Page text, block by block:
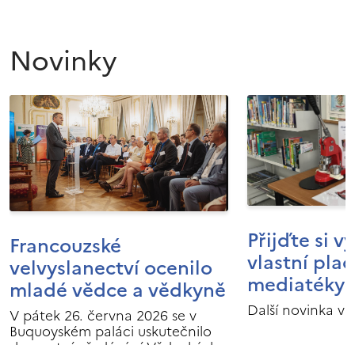
Novinky
Francouzské
velvyslanectví ocenilo
mladé vědce a vědkyně
V pátek 26. června 2026 se v
Buquoyském paláci uskutečnilo
Přijďte si
vlastní
mediatéky
Další novinka v